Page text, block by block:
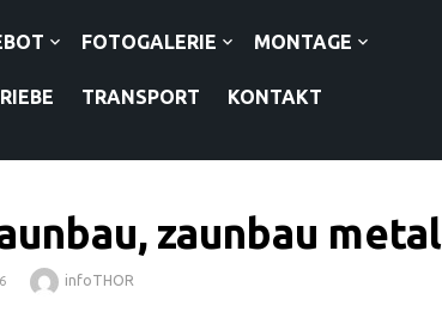
FOTOGALERIE MONTAGE
TRANSPORT KONTAKT
zaunbau metal
Author
infoTHOR